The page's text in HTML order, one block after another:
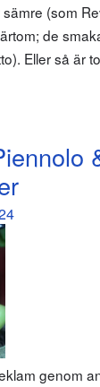
(som
de
Eller så är
genom